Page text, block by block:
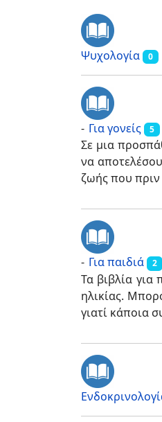
Ψυχολογία 0
Για γονείς 5
Σε μια
να
ζωής που πριν
Για παιδιά 2
Τα βιβλία
ηλικίας.
γιατί κάποια